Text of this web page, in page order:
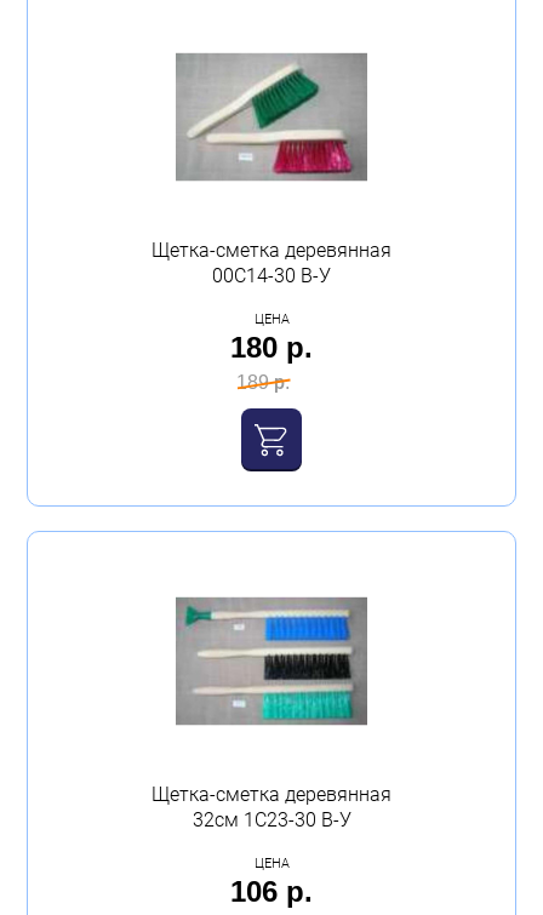
Щетка-сметка деревянная
00С14-30 В-У
ЦЕНА
180 р.
189 р.
Щетка-сметка деревянная
32см 1С23-30 В-У
ЦЕНА
106 р.